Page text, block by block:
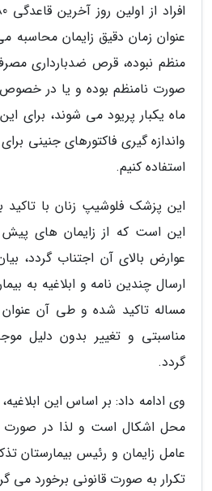
عنوان زمان دقیق زایمان محاسبه
منظم نبوده، قرص ضدبارداری
صورت نامنظم بوده و یا در
ماه یکبار پریود می شوند، برای این
واندازه گیری فاکتورهای جنینی
استفاده کنیم.
این پزشک فلوشیپ زنان با تاکید
عوارض بالای آن اجتناب گردد،
ارسال چندین نامه و ابلاغیه به
مساله تاکید شده و طی آن
مناسبتی و تغییر بدون دلیل
گردد.
وی ادامه داد: بر اساس این ابلاغیه،
محل اشکال است و لذا در صورت
عامل زایمان و رئیس بیمارستان
تکرار به صورت قانونی برخورد می